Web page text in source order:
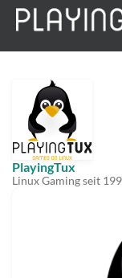
PlayingTux
Linux Gaming seit